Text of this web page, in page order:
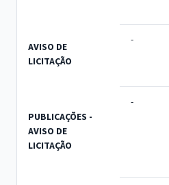
AVISO DE
LICITAÇÃO
-
PUBLICAÇÕES -
AVISO DE
LICITAÇÃO
-